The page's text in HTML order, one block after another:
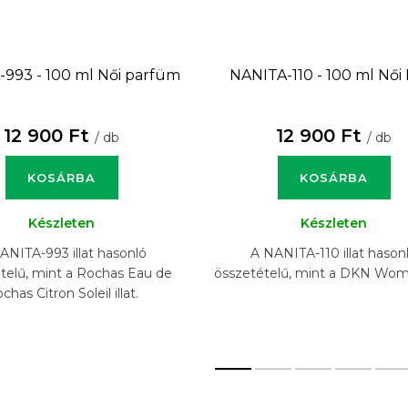
993 - 100 ml Női parfüm
12 900 Ft / db
KOSÁRBA
Készleten
993 illat hasonló
mint a Rochas Eau de
Citron Soleil illat.
NANITA-110 - 100 ml Női
12 900 Ft / db
KOSÁRBA
Készleten
A NANITA-110 illat
összetételű, mint a DKN